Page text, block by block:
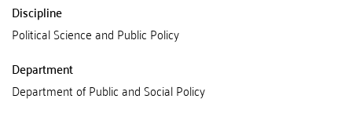
Discipline
Political Science and Public Policy
Department
Department of Public and Social Policy